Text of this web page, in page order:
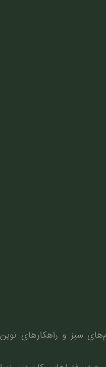
سبز و راهکارهای نوین